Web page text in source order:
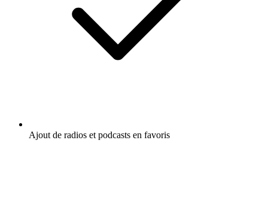
Ajout de radios et podcasts en favoris